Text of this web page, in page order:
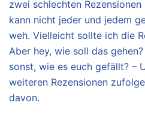
zwei schlechten
kann nicht jeder und jedem
weh. Vielleicht sollte ich die
Aber hey, wie soll das
sonst, wie es euch gefällt? –
weiteren Rezensionen
davon.